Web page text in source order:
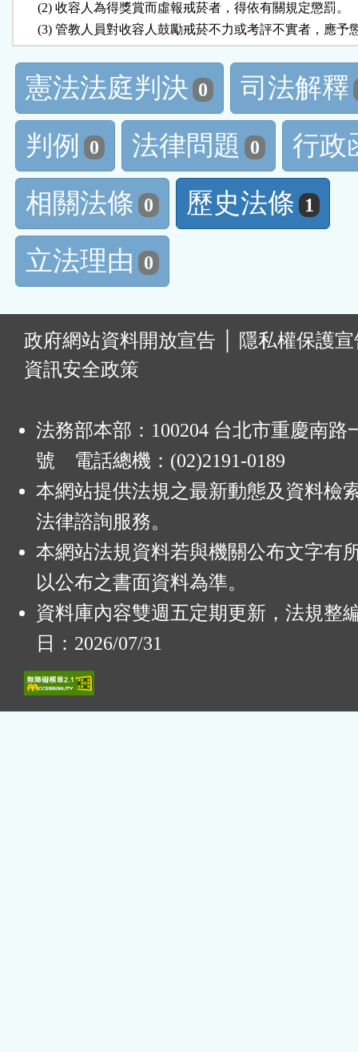
      (2) 收容人為得獎賞而虛報戒菸者，得依有關規定懲罰。
憲法法庭判決 0
司法解釋
判例
0 法律問題 0
行政
相關法條 0 歷史法條 1
立法理由 0
政府網站資料開放宣告
隱私權保護
資訊安全政策
法務部本部：100204 台北市重慶南路
號 電話總機：(02)2191-0189
本網站提供法規之最新動態及資料檢
法律諮詢服務。
本網站法規資料若與機關公布文字有
以公布之書面資料為準。
資料庫內容雙週五定期更新，法規整
日：2026/07/31